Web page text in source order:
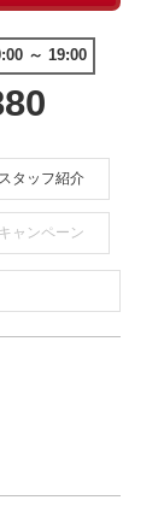
～ 19:00
スタッフ紹介
キャンペーン